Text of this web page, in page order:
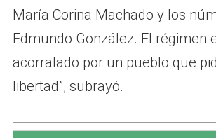
María Corina Machado y los
Edmundo González. El régimen
acorralado por un pueblo que
libertad”, subrayó.